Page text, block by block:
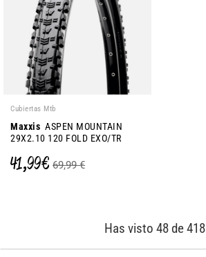
Cubiertas Mtb
Maxxis ASPEN MOUNTAIN
29X2.10 120 FOLD EXO/TR
41,99 € 69,99 €
Has visto 48 de 418